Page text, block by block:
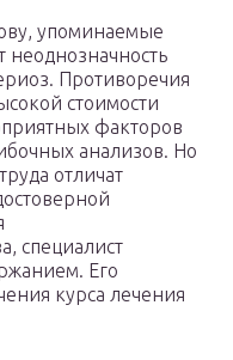
упоминаемые
Противоречия
стоимости
факторов
анализов. Но
отличат
специалист
Его
курса лечения